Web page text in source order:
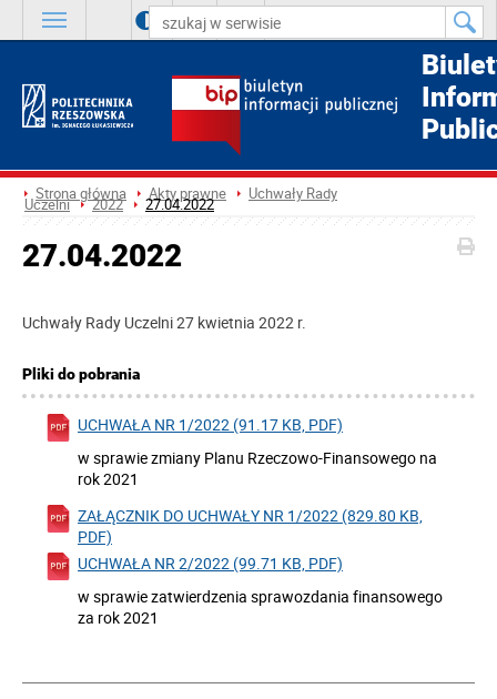
A A A
Strona główna Akty prawne Uchwały Rady
Uczelni 2022 27.04.2022
27.04.2022
Uchwały Rady Uczelni 27 kwietnia 2022 r.
Pliki do pobrania
UCHWAŁA NR 1/2022 (91.17 KB, PDF)
w sprawie zmiany Planu Rzeczowo-Finansowego na
rok 2021
ZAŁĄCZNIK DO UCHWAŁY NR 1/2022 (829.80 KB,
PDF)
UCHWAŁA NR 2/2022 (99.71 KB, PDF)
w sprawie zatwierdzenia sprawozdania finansowego
za rok 2021